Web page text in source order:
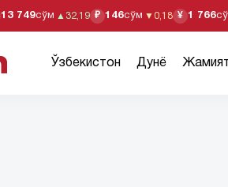
13 749сўм ▲ 32,19 ₽ 146сўм ▼ 0,18 ¥ 1 766
Ўзбекистон Дунё